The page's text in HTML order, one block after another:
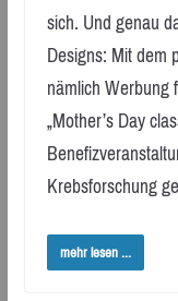
sich. Und genau
Designs: Mit dem
nämlich
„Mother’s Day
Krebsforschung
mehr lesen ...